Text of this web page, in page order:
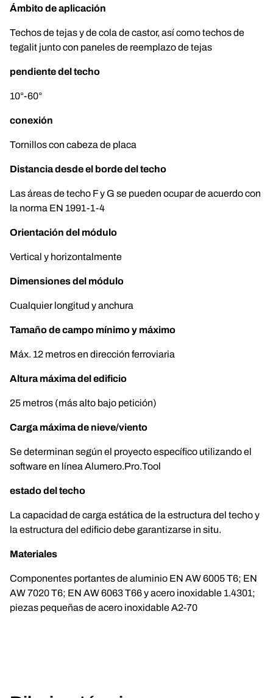
Ámbito de aplicación
Techos de tejas y de cola de castor, así como techos de
tegalit junto con paneles de reemplazo de tejas
pendiente del techo
10°-60°
conexión
Tornillos con cabeza de placa
Distancia desde el borde del techo
Las áreas de techo F y G se pueden ocupar de acuerdo con
la norma EN 1991-1-4
Orientación del módulo
Vertical y horizontalmente
Dimensiones del módulo
Cualquier longitud y anchura
Tamaño de campo mínimo y máximo
Máx. 12 metros en dirección ferroviaria
Altura máxima del edificio
25 metros (más alto bajo petición)
Carga máxima de nieve/viento
Se determinan según el proyecto específico utilizando el
software en línea Alumero.Pro.Tool
estado del techo
La capacidad de carga estática de la estructura del techo y
la estructura del edificio debe garantizarse in situ.
Materiales
Componentes portantes de aluminio EN AW 6005 T6; EN
AW 7020 T6; EN AW 6063 T66 y acero inoxidable 1.4301;
piezas pequeñas de acero inoxidable A2-70